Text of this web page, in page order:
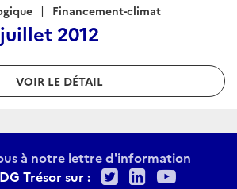
Financement-climat
2012
VOIR LE DÉTAIL
à notre lettre d'information
Trésor sur :
TwitterLinkedIn